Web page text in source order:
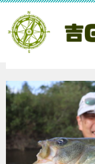
「バス釣りガ